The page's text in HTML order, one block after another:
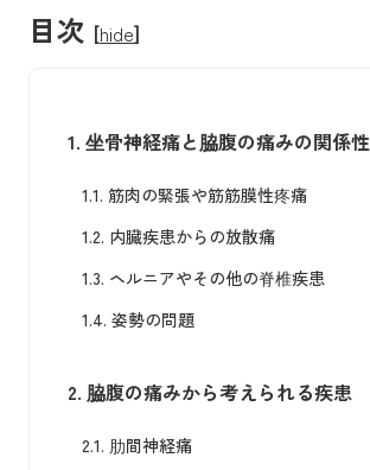
目次 [hide]
1. 坐骨神経痛と脇腹の痛みの関係性
1.1. 筋肉の緊張や筋筋膜性疼痛
1.2. 内臓疾患からの放散痛
1.3. ヘルニアやその他の脊椎疾患
1.4. 姿勢の問題
2. 脇腹の痛みから考えられる疾患
2.1. 肋間神経痛